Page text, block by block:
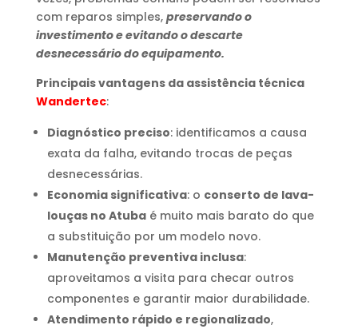
com reparos simples, preservando o
investimento e evitando o descarte
desnecessário do equipamento.
Principais vantagens da assistência técnica
Wandertec:
Diagnóstico preciso: identificamos a causa
exata da falha, evitando trocas de peças
desnecessárias.
Economia significativa: o conserto de lava-
louças no Atubaé muito mais barato do que
a substituição por um modelo novo.
Manutenção preventiva inclusa:
aproveitamos a visita para checar outros
componentes e garantir maior durabilidade.
Atendimento rápido e regionalizado,